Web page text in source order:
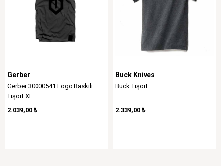
Gerber
Gerber 30000541 Logo Baskılı
Tişört XL
2.039,00 ₺
Buck Knives
​Buck Tişört
2.339,00 ₺